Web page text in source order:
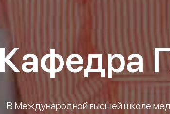
Кафедра
В Международной высшей школе